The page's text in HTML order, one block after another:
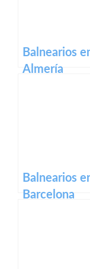
Balnearios
Almería
Balnearios
Barcelona